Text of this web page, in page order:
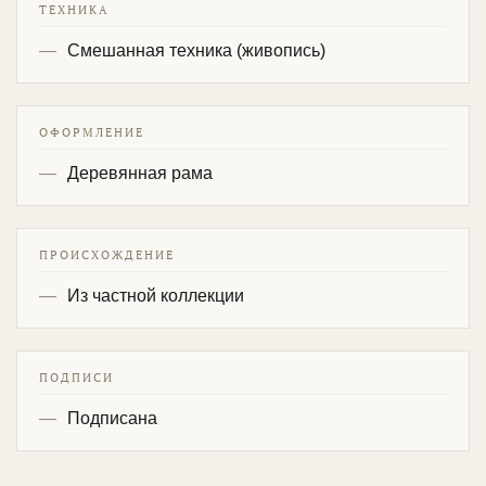
ТЕХНИКА
Смешанная техника (живопись)
ОФОРМЛЕНИЕ
Деревянная рама
ПРОИСХОЖДЕНИЕ
Из частной коллекции
ПОДПИСИ
Подписана